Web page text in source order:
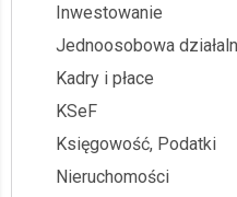
Inwestowanie
Jednoosobowa
Kadry i płace
KSeF
Księgowość, Podatki
Nieruchomości